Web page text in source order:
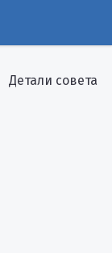
Детали совета